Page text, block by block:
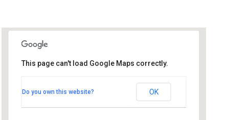
Valkea/Ravintola Rosson
Isokatu 24 - Oulu
This page can't load Google Maps correctly.
Do you own this website? OK